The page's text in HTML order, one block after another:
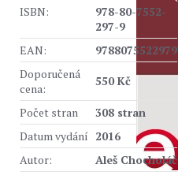
ISBN:
978-80-7552-
297-9
EAN:
9788075522979
Doporučená
cena:
550 Kč
Počet stran
308 stran
Datum vydání 2016
Autor:
Aleš Chocholáč